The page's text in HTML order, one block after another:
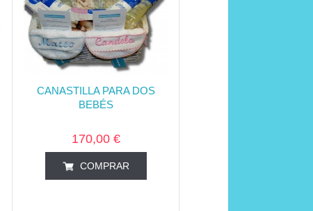
CANASTILLA PARA DOS
BEBÉS
170,00 €
COMPRAR